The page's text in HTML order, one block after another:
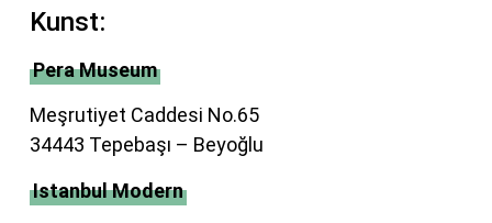
Kunst:
Pera Museum
Meşrutiyet Caddesi No.65
34443 Tepebaşı – Beyoğlu
Istanbul Modern